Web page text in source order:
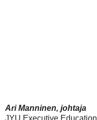
Ari Manninen, johtaja